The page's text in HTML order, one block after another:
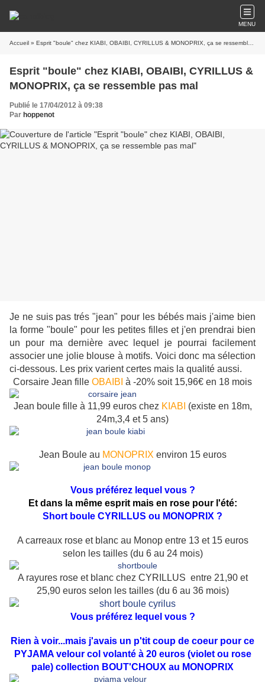
MENU
Accueil » Esprit "boule" chez KIABI, OBAIBI, CYRILLUS & MONOPRIX, ça se ressemble pas mal
Esprit "boule" chez KIABI, OBAIBI, CYRILLUS &
MONOPRIX, ça se ressemble pas mal
Publié le 17/04/2012 à 09:38
Par hoppenot
Je ne suis pas trés "jean" pour les bébés mais j'aime bien
la forme "boule" pour les petites filles et j'en prendrai bien
un pour ma dernière avec lequel je pourrai facilement
associer une jolie blouse à motifs. Voici donc ma sélection
ci-dessous. Les prix varient certes mais la qualité aussi.
Corsaire Jean fille OBAIBI à -20% soit 15,96€ en 18 mois
Jean boule fille à 11,99 euros chez KIABI (existe en 18m,
24m,3,4 et 5 ans)
Jean Boule au MONOPRIX environ 15 euros
Vous préférez lequel vous ?
Et dans la même esprit mais en rose pour l'été:
Short boule CYRILLUS ou MONOPRIX ?
A carreaux rose et blanc au Monop entre 13 et 15 euros
selon les tailles (du 6 au 24 mois)
A rayures rose et blanc chez CYRILLUS entre 21,90 et
25,90 euros selon les tailles (du 6 au 36 mois)
Vous préférez lequel vous ?
Rien à voir...mais j'avais un p'tit coup de coeur pour ce
PYJAMA velour col volanté à 20 euros (violet ou rose
pale) collection BOUT'CHOUX au MONOPRIX